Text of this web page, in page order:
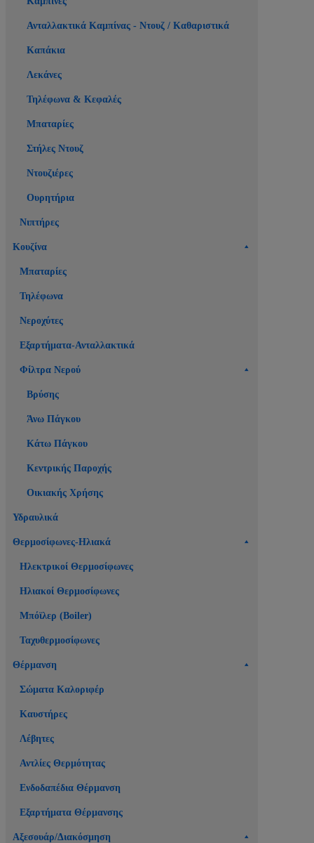
Ανταλλακτικά Καμπίνας - Ντουζ / Καθαριστικά
Καπάκια
Λεκάνες
Τηλέφωνα & Κεφαλές
Μπαταρίες
Στήλες Ντουζ
Ντουζιέρες
Ουρητήρια
Νιπτήρες
Κουζίνα
Μπαταρίες
Τηλέφωνα
Νεροχύτες
Εξαρτήματα-Ανταλλακτικά
Φίλτρα Νερού
Βρύσης
Άνω Πάγκου
Κάτω Πάγκου
Κεντρικής Παροχής
Οικιακής Χρήσης
Υδραυλικά
Θερμοσίφωνες-Ηλιακά
Ηλεκτρικοί Θερμοσίφωνες
Ηλιακοί Θερμοσίφωνες
Μπόϊλερ (Boiler)
Ταχυθερμοσίφωνες
Θέρμανση
Σώματα Καλοριφέρ
Καυστήρες
Λέβητες
Αντλίες Θερμότητας
Ενδοδαπέδια Θέρμανση
Εξαρτήματα Θέρμανσης
Αξεσουάρ/Διακόσμηση